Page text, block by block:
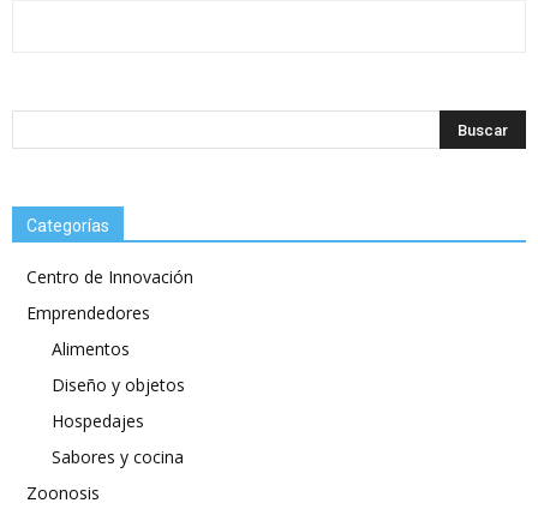
Categorías
Centro de Innovación
Emprendedores
Alimentos
Diseño y objetos
Hospedajes
Sabores y cocina
Zoonosis